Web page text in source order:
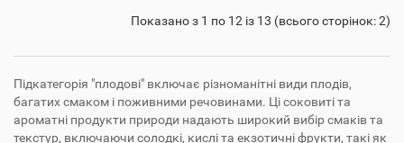
Показано з 1 по 12 із 13 (всього сторінок: 2)
Підкатегорія "плодові" включає різноманітні види плодів,
багатих смаком і поживними речовинами. Ці соковиті та
ароматні продукти природи надають широкий вибір смаків та
текстур, включаючи солодкі, кислі та екзотичні фрукти, такі як